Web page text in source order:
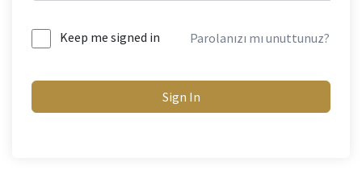
Keep me signed in Parolanızı mı unuttunuz?
Sign In